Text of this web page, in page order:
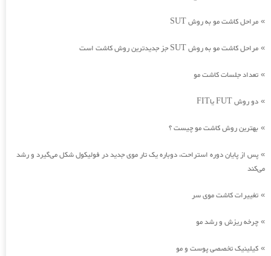
» مراحل کاشت مو به روش SUT
» مراحل کاشت مو به روش SUT جز جدیدترین روش کاشت است
» تعداد جلسات کاشت مو
» دو روش FUT یاFIT
» بهترین روش کاشت مو چیست ؟
» پس از پایان دوره استراحت، دوباره یک تار موی جدید در فولیکول شکل می‌گیرد و رشد
می‌کند
» تغییرات کاشت موی سر
» چرخه ریزش و رشد مو
» کیلینیک تخصصی پوست و مو